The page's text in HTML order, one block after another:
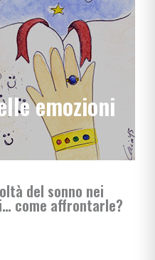
emozioni
del sonno nei
come affrontarle?